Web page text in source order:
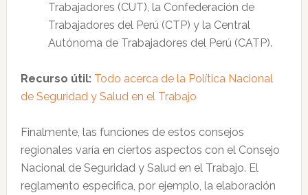
Trabajadores (CUT), la Confederación de
Trabajadores del Perú (CTP) y la Central
Autónoma de Trabajadores del Perú (CATP).
Recurso útil: Todo acerca de la Política Nacional
de Seguridad y Salud en el Trabajo
Finalmente, las funciones de estos consejos
regionales varía en ciertos aspectos con el Consejo
Nacional de Seguridad y Salud en el Trabajo. El
reglamento especifica, por ejemplo, la elaboración